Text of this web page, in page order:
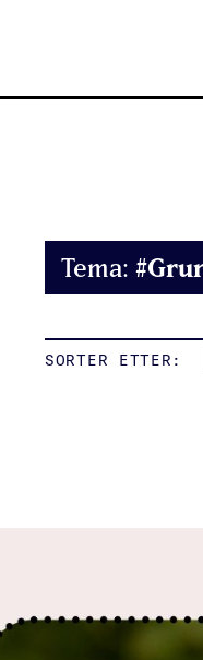
Tema:
SORTER ETTER: